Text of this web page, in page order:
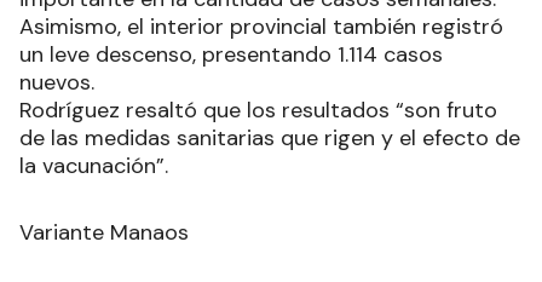
Asimismo, el interior provincial también registró
un leve descenso, presentando 1.114 casos
nuevos.
Rodríguez resaltó que los resultados “son fruto
de las medidas sanitarias que rigen y el efecto de
la vacunación”.
Variante Manaos